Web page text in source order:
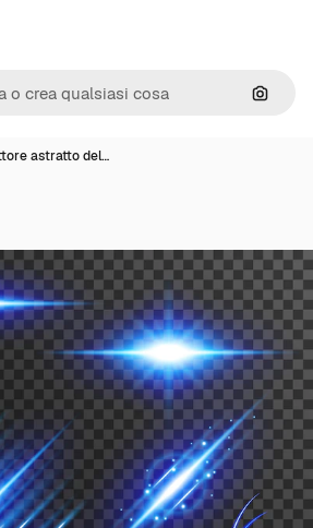
Cerca
astratto del…